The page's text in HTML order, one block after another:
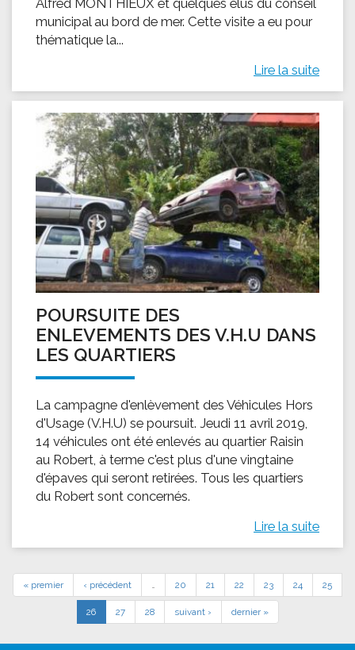
municipal au bord de mer. Cette visite a eu pour
thématique la...
Lire la suite
POURSUITE DES
ENLEVEMENTS DES V.H.U DANS
LES QUARTIERS
La campagne d'enlèvement des Véhicules Hors
d'Usage (V.H.U) se poursuit. Jeudi 11 avril 2019,
14 véhicules ont été enlevés au quartier Raisin
au Robert, à terme c'est plus d'une vingtaine
d'épaves qui seront retirées. Tous les quartiers
du Robert sont concernés.
Lire la suite
« premier ‹ précédent … 20 21 22 23 24 25
26 27 28 suivant › dernier »